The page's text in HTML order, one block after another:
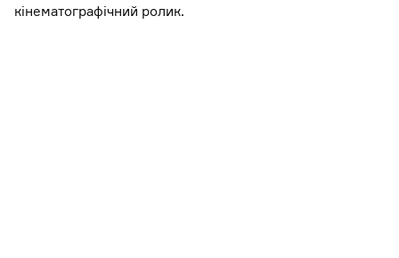
кінематографічний ролик.